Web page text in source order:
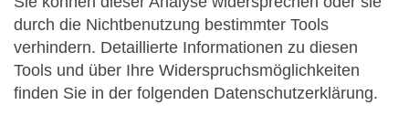
durch die Nichtbenutzung bestimmter Tools
verhindern. Detaillierte Informationen zu diesen
Tools und über Ihre Widerspruchsmöglichkeiten
finden Sie in der folgenden Datenschutzerklärung.